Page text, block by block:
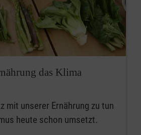
das Klima
mit unserer Ernährung zu tun
heute schon umsetzt.